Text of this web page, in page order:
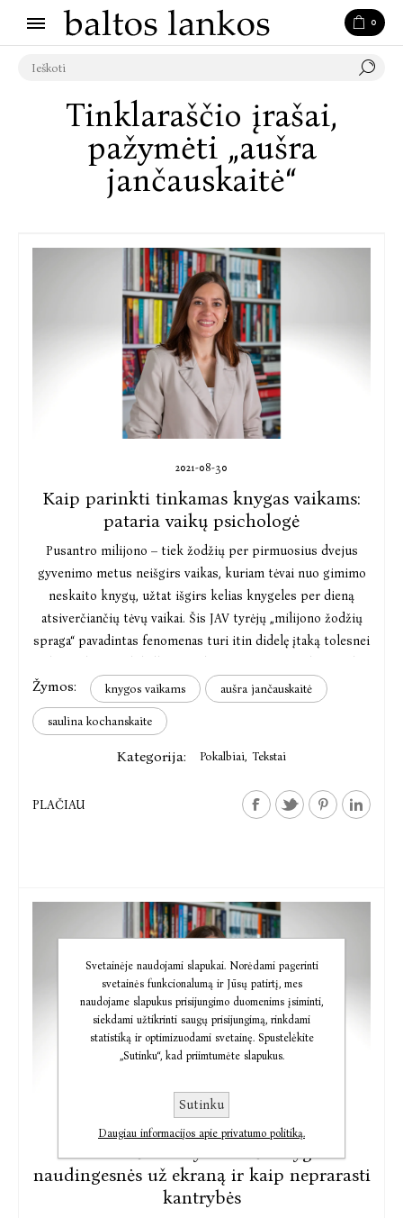
0
Tinklaraščio įrašai,
pažymėti „aušra
jančauskaitė“
2021-08-30
Kaip parinkti tinkamas knygas vaikams:
pataria vaikų psichologė
Pusantro milijono – tiek žodžių per pirmuosius dvejus
gyvenimo metus neišgirs vaikas, kuriam tėvai nuo gimimo
neskaito knygų, užtat išgirs kelias knygeles per dieną
atsiverčiančių tėvų vaikai. Šis JAV tyrėjų „milijono žodžių
spraga“ pavadintas fenomenas turi itin didelę įtaką tolesnei
skaitymą, bet ir socialiniams gebėjimams, emocijų
Žymos: knygos vaikams aušra jančauskaitė
saulina kochanskaite
Kategorija: Pokalbiai, Tekstai
PLAČIAU
2021-07-09
Mokomės skaityti: kodėl knygos
naudingesnės už ekraną ir kaip neprarasti
kantrybės
Svetainėje naudojami slapukai. Norėdami pagerinti
svetainės funkcionalumą ir Jūsų patirtį, mes
naudojame slapukus prisijungimo duomenims įsiminti,
siekdami užtikrinti saugų prisijungimą, rinkdami
statistiką ir optimizuodami svetainę. Spustelėkite
„Sutinku“, kad priimtumėte slapukus.
Sutinku
Daugiau informacijos apie privatumo politiką.